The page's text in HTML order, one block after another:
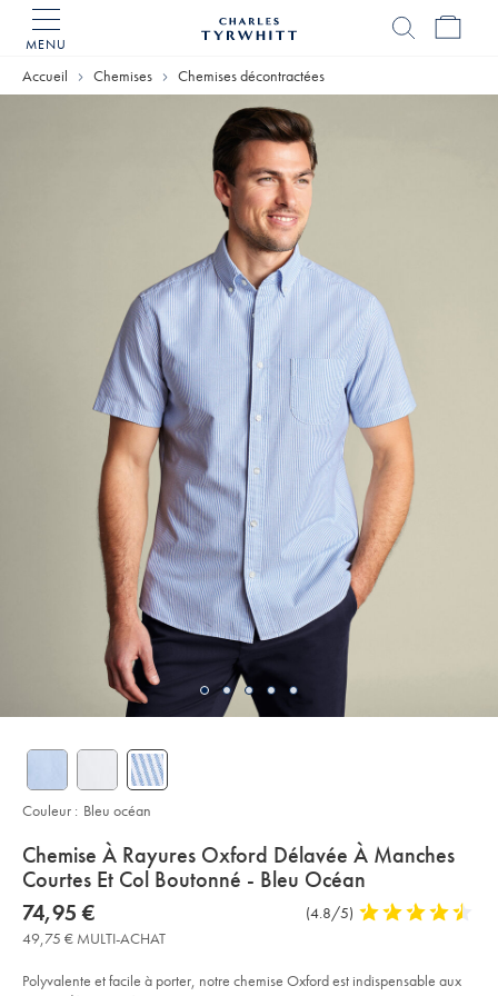
MENU
Tyrwhitt
Accueil Chemises Chemises décontractées
details
about
product:
Chemise À Rayures Oxford Délavée À Manches
Courtes Et Col Boutonné - Bleu Océan
Details
https://www.charlestyrwhitt.com/fr/chemise-
%C3%A0-
rayures-
oxford-
%C3%A0-
manches-
now
74,95
€
74,95 €
Commentaires
(4.8/5) 4,8
of
49,75 € MULTI-ACHAT
Polyvalente et facile à porter, notre chemise Oxford est indispensable aux
Couleur : Bleu océan